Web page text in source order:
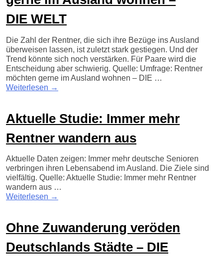
DIE WELT
Die Zahl der Rentner, die sich ihre Bezüge ins Ausland
überweisen lassen, ist zuletzt stark gestiegen. Und der
Trend könnte sich noch verstärken. Für Paare wird die
Entscheidung aber schwierig. Quelle: Umfrage: Rentner
möchten gerne im Ausland wohnen – DIE …
Weiterlesen →
Aktuelle Studie: Immer mehr
Rentner wandern aus
Aktuelle Daten zeigen: Immer mehr deutsche Senioren
verbringen ihren Lebensabend im Ausland. Die Ziele sind
vielfältig. Quelle: Aktuelle Studie: Immer mehr Rentner
wandern aus …
Weiterlesen →
Ohne Zuwanderung veröden
Deutschlands Städte – DIE